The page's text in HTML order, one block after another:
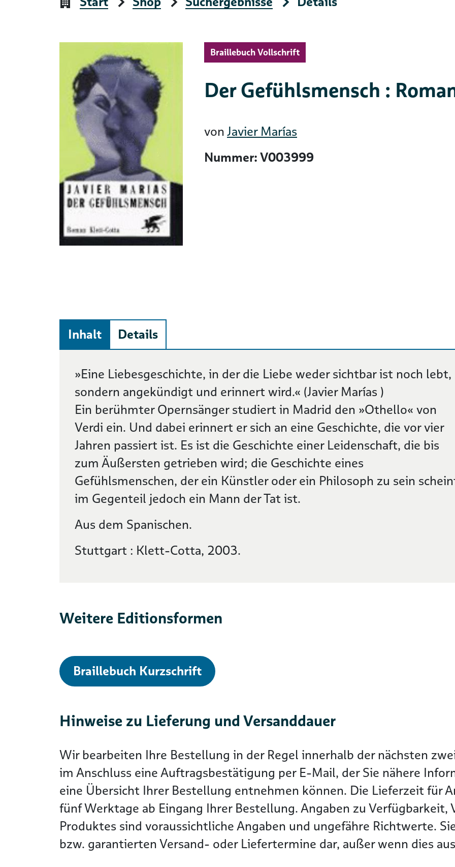
Braillebuch Vollschrift
Der Gefühlsmensch :
vonJavier Marías
Nummer: V003999
Inhalt Details
Beschreibung
»Eine Liebesgeschichte, in der die Liebe weder sichtbar ist noch lebt,
sondern angekündigt und erinnert wird.« (Javier Marías )
Ein berühmter Opernsänger studiert in Madrid den »Othello« von
Verdi ein. Und dabei erinnert er sich an eine Geschichte, die vor vier
Jahren passiert ist. Es ist die Geschichte einer Leidenschaft, die bis
zum Äußersten getrieben wird; die Geschichte eines
Gefühlsmenschen, der ein Künstler oder ein Philosoph zu sein
im Gegenteil jedoch ein Mann der Tat ist.
Aus dem Spanischen.
Stuttgart : Klett-Cotta, 2003.
Weitere Editionsformen
Braillebuch Kurzschrift
Hinweise zu Lieferung und Versanddauer
Wir bearbeiten Ihre Bestellung in der Regel innerhalb der nächsten
im Anschluss eine Auftragsbestätigung per E-Mail, der Sie nähere
eine Übersicht Ihrer Bestellung entnehmen können. Die Lieferzeit für
fünf Werktage ab Eingang Ihrer Bestellung. Angaben zu Verfügbarkeit,
Produktes sind voraussichtliche Angaben und ungefähre Richtwerte.
bzw. garantierten Versand- oder Liefertermine dar, außer wenn dies